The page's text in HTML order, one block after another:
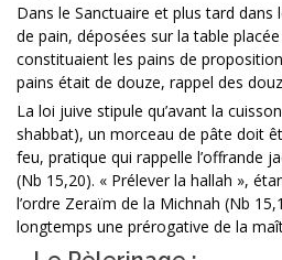
Dans le Sanctuaire et plus tard dans
de pain, déposées sur la table placée
constituaient les pains de
pains était de douze, rappel des
La loi juive stipule qu’avant la
shabbat), un morceau de pâte doit
feu, pratique qui rappelle l’offrande
(Nb 15,20). « Prélever la hallah »,
l’ordre Zeraïm de la Michnah (Nb
longtemps une prérogative de la